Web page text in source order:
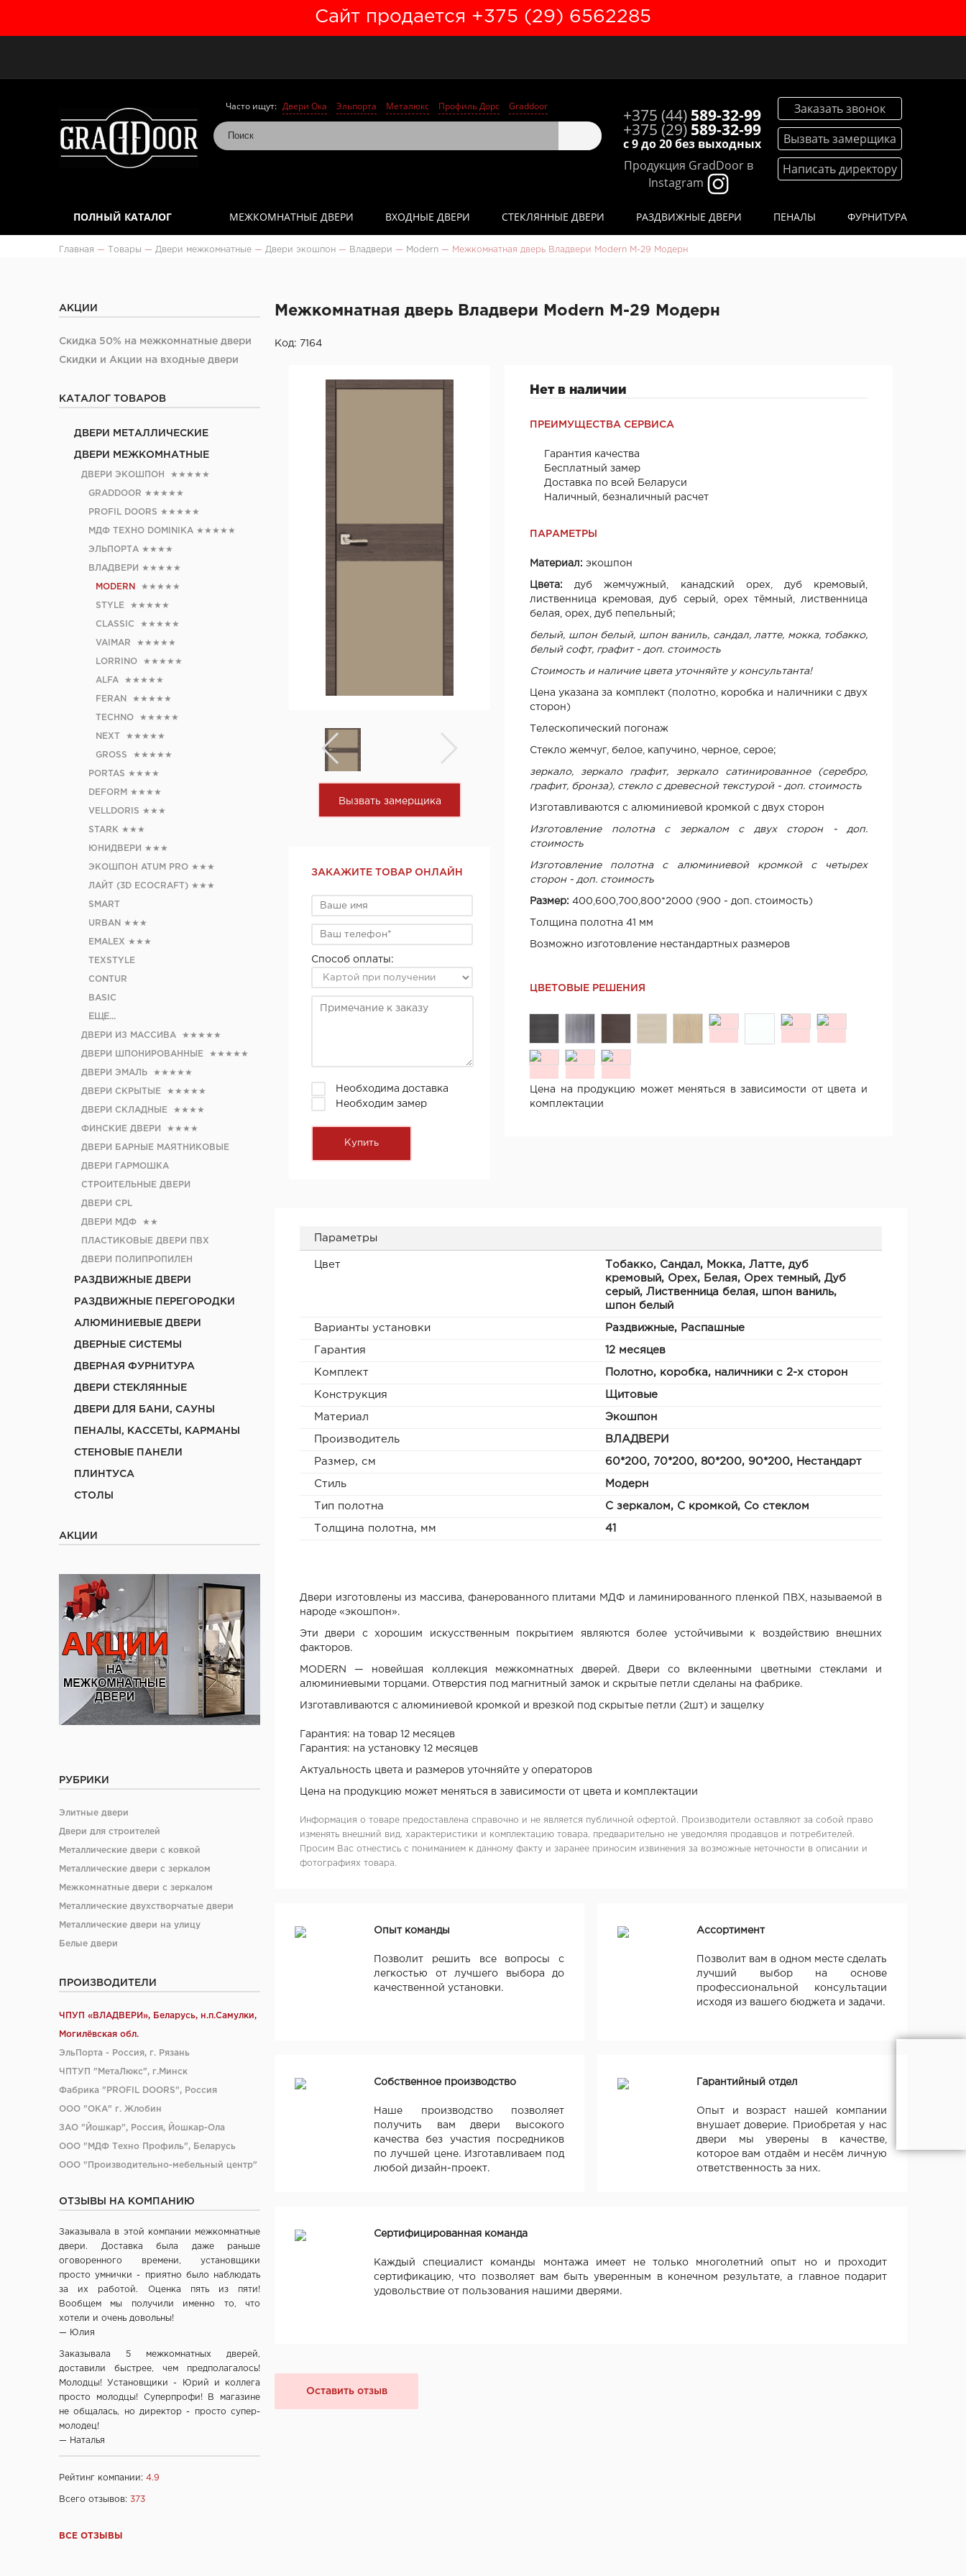
Сайт продается +375 (29) 6562285
Заказать звонок
Вызвать замерщика
Написать директору
+375 (44) 589-32-99
+375 (29) 589-32-99
с 9 до 20 без выходных
Продукция GradDoor в
Instagram
Часто ищут: Двери Ока Эльпорта Металюкс Профиль Дорс Graddoor
ПОЛНЫЙ КАТАЛОГ МЕЖКОМНАТНЫЕ ДВЕРИ ВХОДНЫЕ ДВЕРИ СТЕКЛЯННЫЕ ДВЕРИ РАЗДВИЖНЫЕ ДВЕРИ ПЕНАЛЫ ФУРНИТУРА
Главная — Товары — Двери межкомнатные — Двери экошпон — Владвери — Modern — Межкомнатная дверь Владвери Modern М-29 Модерн
АКЦИИ
Скидка 50% на межкомнатные двери
Скидки и Акции на входные двери
КАТАЛОГ ТОВАРОВ
ДВЕРИ МЕТАЛЛИЧЕСКИЕ
ДВЕРИ МЕЖКОМНАТНЫЕ
ДВЕРИ ЭКОШПОН ★★★★★
GRADDOOR ★★★★★
PROFIL DOORS ★★★★★
МДФ ТЕХНО DOMINIKA ★★★★★
ЭЛЬПОРТА ★★★★
ВЛАДВЕРИ ★★★★★
MODERN ★★★★★
STYLE ★★★★★
CLASSIC ★★★★★
VAIMAR ★★★★★
LORRINO ★★★★★
ALFA ★★★★★
FERAN ★★★★★
TECHNO ★★★★★
NEXT ★★★★★
GROSS ★★★★★
PORTAS ★★★★
DEFORM ★★★★
VELLDORIS ★★★
STARK ★★★
ЮНИДВЕРИ ★★★
ЭКОШПОН ATUM PRO ★★★
ЛАЙТ (3D ECOCRAFT) ★★★
SMART
URBAN ★★★
EMALEX ★★★
TEXSTYLE
CONTUR
BASIC
ЕЩЕ...
ДВЕРИ ИЗ МАССИВА ★★★★★
ДВЕРИ ШПОНИРОВАННЫЕ ★★★★★
ДВЕРИ ЭМАЛЬ ★★★★★
ДВЕРИ СКРЫТЫЕ ★★★★★
ДВЕРИ СКЛАДНЫЕ ★★★★
ФИНСКИЕ ДВЕРИ ★★★★
ДВЕРИ БАРНЫЕ МАЯТНИКОВЫЕ
ДВЕРИ ГАРМОШКА
СТРОИТЕЛЬНЫЕ ДВЕРИ
ДВЕРИ CРL
ДВЕРИ МДФ ★★
ПЛАСТИКОВЫЕ ДВЕРИ ПВХ
ДВЕРИ ПОЛИПРОПИЛЕН
РАЗДВИЖНЫЕ ДВЕРИ
РАЗДВИЖНЫЕ ПЕРЕГОРОДКИ
АЛЮМИНИЕВЫЕ ДВЕРИ
ДВЕРНЫЕ СИСТЕМЫ
ДВЕРНАЯ ФУРНИТУРА
ДВЕРИ СТЕКЛЯННЫЕ
ДВЕРИ ДЛЯ БАНИ, САУНЫ
ПЕНАЛЫ, КАССЕТЫ, КАРМАНЫ
СТЕНОВЫЕ ПАНЕЛИ
ПЛИНТУСА
СТОЛЫ
АКЦИИ
РУБРИКИ
Элитные двери
Двери для строителей
Металлические двери с ковкой
Металлические двери с зеркалом
Межкомнатные двери с зеркалом
Металлические двухстворчатые двери
Металлические двери на улицу
Белые двери
ПРОИЗВОДИТЕЛИ
ЧПУП «ВЛАДВЕРИ», Беларусь, н.п.Самулки,
Могилёвская обл.
ЭльПорта - Россия, г. Рязань
ЧПТУП "МетаЛюкс", г.Минск
Фабрика "PROFIL DOORS", Россия
ООО "ОКА" г. Жлобин
ЗАО "Йошкар", Россия, Йошкар-Ола
ООО "МДФ Техно Профиль", Беларусь
ООО "Производительно-мебельный центр"
ООО "Ясин", Китай
ЧП "Юркас", Беларусь
ОДО "Древпром", г. Витебск
Verda ЗАО "ПО Одинцово", г. Москва
ОАО "Стройдетали" г. Вилейка
ОАО Лесплитинвест, СПБ, Россия
ООО "Вудрев" г. Мозырь
ООО "Прима Порта", Минск
СООО Исток- Инвест, г. Минск
ОДО "ВИСТ", г. Молодечно
ЧТУП "Ньюдор", г. Минск
ОДО «Беллесизделие», г. Минск
Фабрика дверей "Ростра", Москва
"Халес", г. Сморгонь
company "Fuaro", Италия
ОТЗЫВЫ НА КОМПАНИЮ
Заказывала в этой компании межкомнатные
двери. Доставка была даже раньше
оговоренного времени, установщики
просто умнички - приятно было наблюдать
за их работой. Оценка пять из пяти!
Вообщем мы получили именно то, что
хотели и очень довольны!
— Юлия
Заказывала 5 межкомнатных дверей,
доставили быстрее, чем предполагалось!
Молодцы! Установщики - Юрий и коллега
просто молодцы! Суперпрофи! В магазине
не общалась, но директор - просто супер-
молодец!
— Наталья
Рейтинг компании: 4.9
Всего отзывов: 373
ВСЕ ОТЗЫВЫ
Межкомнатная дверь Владвери Modern М-29 Модерн
Код: 7164
Вызвать замерщика
ЗАКАЖИТЕ ТОВАР ОНЛАЙН
Способ оплаты:
Необходима доставка
Необходим замер
Нет в наличии
ПРЕИМУЩЕСТВА СЕРВИСА
Гарантия качества
Бесплатный замер
Доставка по всей Беларуси
Наличный, безналичный расчет
ПАРАМЕТРЫ
Материал: экошпон
Цвета: дуб жемчужный, канадский орех, дуб кремовый,
лиственница кремовая, дуб серый, орех тёмный, лиственница
белая, орех, дуб пепельный;
белый, шпон белый, шпон ваниль, сандал, латте, мокка, тобакко,
белый софт, графит - доп. стоимость
Стоимость и наличие цвета уточняйте у консультанта!
Цена указана за комплект (полотно, коробка и наличники с двух
сторон)
Телескопический погонаж
Стекло жемчуг, белое, капучино, черное, серое;
зеркало, зеркало графит, зеркало сатинированное (серебро,
графит, бронза), стекло с древесной текстурой - доп. стоимость
Изготавливаются с алюминиевой кромкой с двух сторон
Изготовление полотна с зеркалом с двух сторон - доп.
стоимость
Изготовление полотна с алюминиевой кромкой с четырех
сторон - доп. стоимость
Размер: 400,600,700,800*2000 (900 - доп. стоимость)
Толщина полотна 41 мм
Возможно изготовление нестандартных размеров
ЦВЕТОВЫЕ РЕШЕНИЯ
Цена на продукцию может меняться в зависимости от цвета и
комплектации
Параметры
Цвет
Тобакко, Сандал, Мокка, Латте, дуб
кремовый, Орех, Белая, Орех темный, Дуб
серый, Лиственница белая, шпон ваниль,
шпон белый
Варианты установки Раздвижные, Распашные
Гарантия 12 месяцев
Комплект Полотно, коробка, наличники с 2-х сторон
Конструкция Щитовые
Материал Экошпон
Производитель ВЛАДВЕРИ
Размер, см 60*200, 70*200, 80*200, 90*200, Нестандарт
Стиль Модерн
Тип полотна С зеркалом, С кромкой, Со стеклом
Толщина полотна, мм 41
Двери изготовлены из массива, фанерованного плитами МДФ и ламинированного пленкой ПВХ, называемой в
народе «экошпон».
Эти двери с хорошим искусственным покрытием являются более устойчивыми к воздействию внешних
факторов.
MODERN — новейшая коллекция межкомнатных дверей. Двери со вклеенными цветными стеклами и
алюминиевыми торцами. Отверстия под магнитный замок и скрытые петли сделаны на фабрике.
Изготавливаются с алюминиевой кромкой и врезкой под скрытые петли (2шт) и защелку
Гарантия: на товар 12 месяцев
Гарантия: на установку 12 месяцев
Актуальность цвета и размеров уточняйте у операторов
Цена на продукцию может меняться в зависимости от цвета и комплектации
Информация о товаре предоставлена справочно и не является публичной офертой. Производители оставляют за собой право
изменять внешний вид, характеристики и комплектацию товара, предварительно не уведомляя продавцов и потребителей.
Просим Вас отнестись с пониманием к данному факту и заранее приносим извинения за возможные неточности в описании и
фотографиях товара.
Опыт команды
Позволит решить все вопросы с
легкостью от лучшего выбора до
качественной установки.
Ассортимент
Позволит вам в одном месте сделать
лучший выбор на основе
профессиональной консультации
исходя из вашего бюджета и задачи.
Собственное производство
Наше производство позволяет
получить вам двери высокого
качества без участия посредников
по лучшей цене. Изготавливаем под
любой дизайн-проект.
Гарантийный отдел
Опыт и возраст нашей компании
внушает доверие. Приобретая у нас
двери мы уверены в качестве,
которое вам отдаём и несём личную
ответственность за них.
Сертифицированная команда
Каждый специалист команды монтажа имеет не только многолетний опыт но и проходит
сертификацию, что позволяет вам быть уверенным в конечном результате, а главное подарит
удовольствие от пользования нашими дверями.
Оставить отзыв